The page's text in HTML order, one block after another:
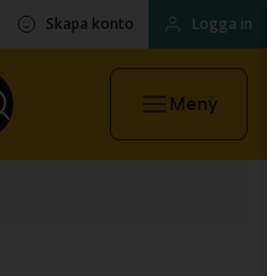
Skapa konto Logga in
Meny